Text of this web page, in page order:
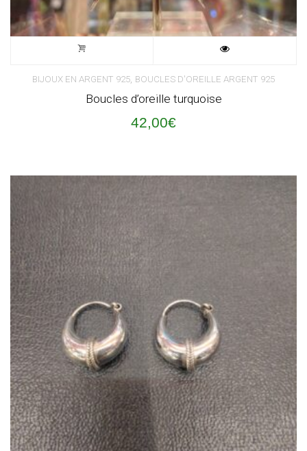
BIJOUX EN ARGENT 925, BOUCLES D'OREILLE ARGENT 925
Boucles d’oreille turquoise
42,00€